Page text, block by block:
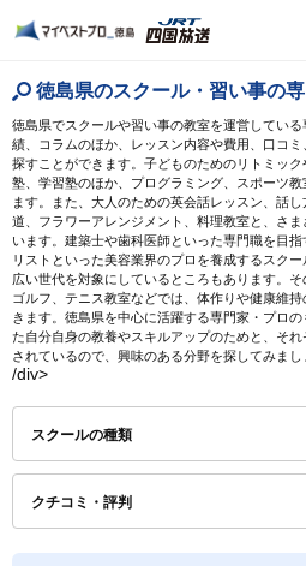
徳島県のスクール・習い事の
徳島県でスクールや習い事の教室を運営してい
績、コラムのほか、レッスン内容や費用、口コ
探すことができます。子どものためのリトミッ
塾、学習塾のほか、プログラミング、スポーツ
ます。また、大人のための英会話レッスン、話
道、フラワーアレンジメント、料理教室と、さ
います。建築士や歯科医師といった専門職を目
リストといった美容業界のプロを養成するスク
広い世代を対象にしているところもあります。
ゴルフ、テニス教室などでは、体作りや健康維
きます。徳島県を中心に活躍する専門家・プロ
た自分自身の教養やスキルアップのためと、そ
されているので、興味のある分野を探してみまし
/div>
スクールの種類
クチコミ・評判